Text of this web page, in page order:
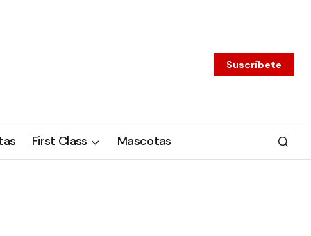
Suscríbete
First Class Mascotas